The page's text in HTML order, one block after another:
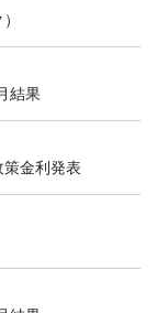
結果
金利発表